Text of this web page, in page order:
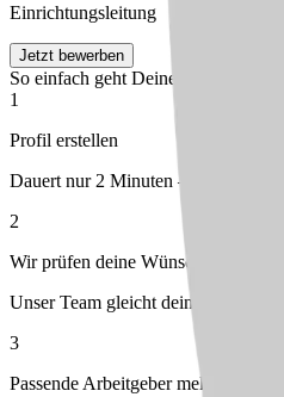
Einrichtungsleitung
Jetzt bewerben
So einfach geht Deine Bewerbung
1
Profil erstellen
Dauert nur 2 Minuten – kostenlos
2
Wir prüfen deine Wünsche
Unser Team gleicht dein Profil mit
3
Passende Arbeitgeber melden sich